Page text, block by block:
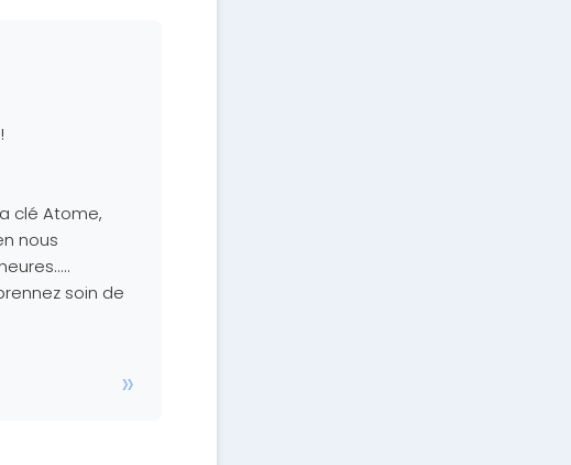
clé Atome,
nous
soin de